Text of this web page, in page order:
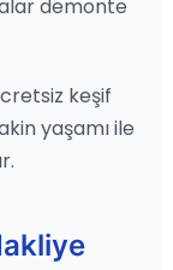
demonte
keşif
yaşamı ile